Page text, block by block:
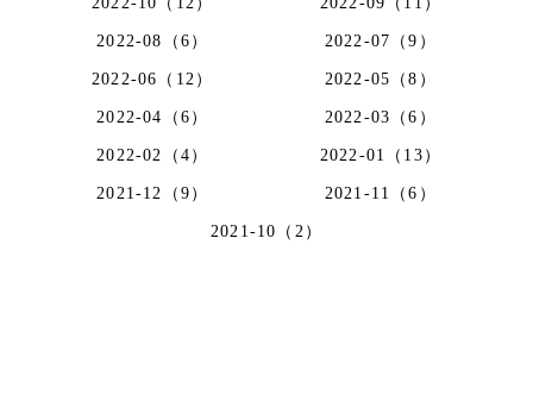
2022-08（6） 2022-07（9）
2022-06（12） 2022-05（8）
2022-04（6） 2022-03（6）
2022-02（4） 2022-01（13）
2021-12（9） 2021-11（6）
2021-10（2）